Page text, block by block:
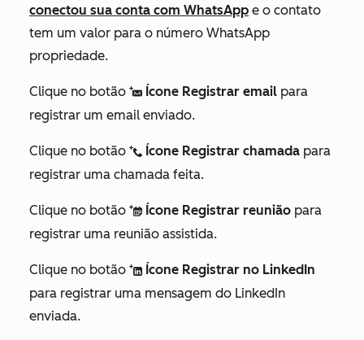
conectou sua conta com WhatsApp e o contato
tem um valor para o número WhatsApp
propriedade.
Clique no botão logEmail Ícone Registrar email para
registrar um email enviado.
Clique no botão logCall Ícone Registrar chamada para
registrar uma chamada feita.
Clique no botão logMeeting Ícone Registrar reunião para
registrar uma reunião assistida.
Clique no botão logLinkedInMessage Ícone Registrar no LinkedIn
para registrar uma mensagem do LinkedIn
enviada.